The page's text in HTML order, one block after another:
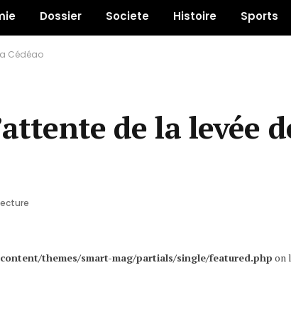
Dossier Societe Histoire Sports
Cédéao
de la levée
themes/smart-mag/partials/single/featured.php on